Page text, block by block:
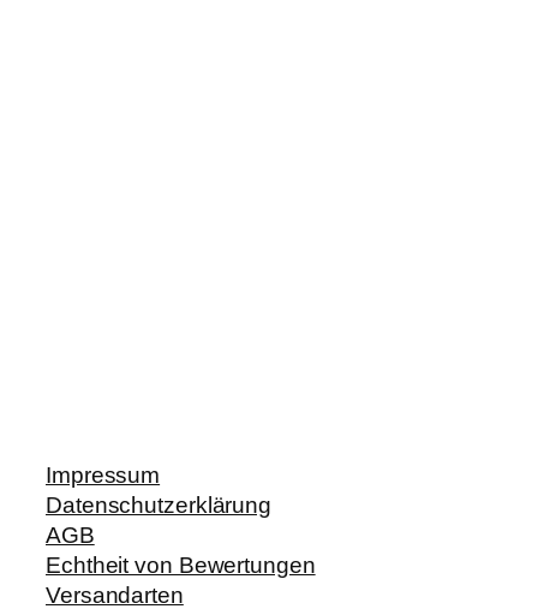
Impressum
Datenschutzerklärung
AGB
Echtheit von Bewertungen
Versandarten